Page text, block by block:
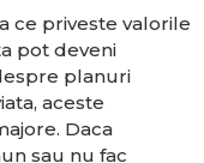
ce priveste valorile
pot deveni
planuri
aceste
Daca
sau nu fac